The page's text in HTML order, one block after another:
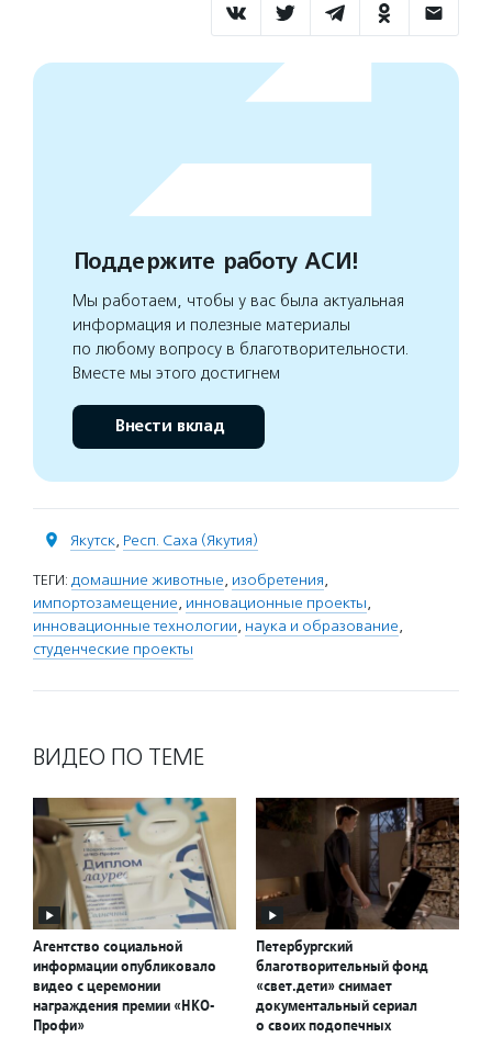
Поддержите работу АСИ!
Мы работаем, чтобы у вас была актуальная
информация и полезные материалы
по любому вопросу в благотворительности.
Вместе мы этого достигнем
Внести вклад
Якутск, Респ. Саха (Якутия)
ТЕГИ: домашние животные, изобретения,
импортозамещение, инновационные проекты,
инновационные технологии, наука и образование,
студенческие проекты
ВИДЕО ПО ТЕМЕ
Агентство социальной
информации опубликовало
видео с церемонии
награждения премии «НКО-
Профи»
Петербургский
благотворительный фонд
«свет.дети» снимает
документальный сериал
о своих подопечных